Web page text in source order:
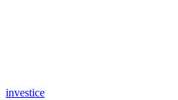
investice